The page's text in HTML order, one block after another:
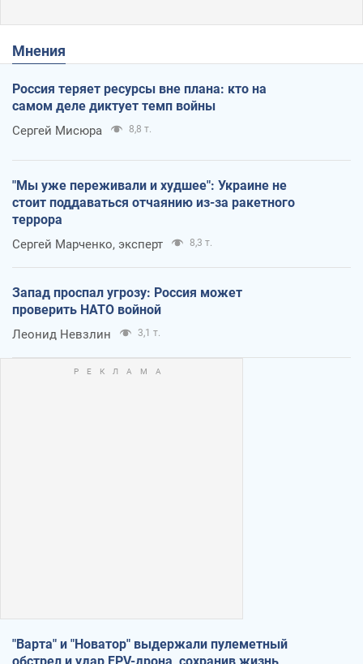
Мнения
Россия теряет ресурсы вне плана: кто на
самом деле диктует темп войны
Сергей Мисюра 8,8 т.
"Мы уже переживали и худшее": Украине не
стоит поддаваться отчаянию из-за ракетного
террора
Сергей Марченко, эксперт 8,3 т.
Запад проспал угрозу: Россия может
проверить НАТО войной
Леонид Невзлин 3,1 т.
"Варта" и "Новатор" выдержали пулеметный
обстрел и удар FPV-дрона, сохранив жизнь